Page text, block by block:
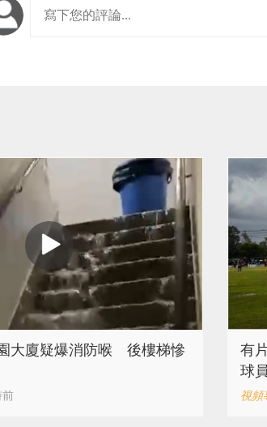
大廈疑爆消防喉 後樓梯慘
有
球
視頻